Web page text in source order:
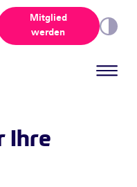
Mitglied
werden
Ihre